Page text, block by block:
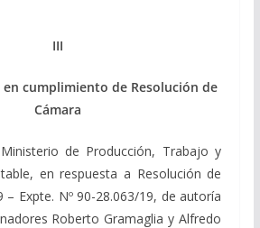
III
cumplimiento de Resolución de
Cámara
de Producción, Trabajo y
en respuesta a Resolución de
– Expte. Nº 90-28.063/19, de autoría
Roberto Gramaglia y Alfredo